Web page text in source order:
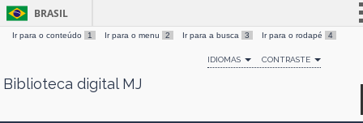
Skip
BRASIL
Simplifique!
Comunica BR
Ir para o conteúdo 1 Ir para o menu 2 Ir para a busca 3 Ir para o rodapé 4
IDIOMAS CONTRASTE
Biblioteca digital MJ